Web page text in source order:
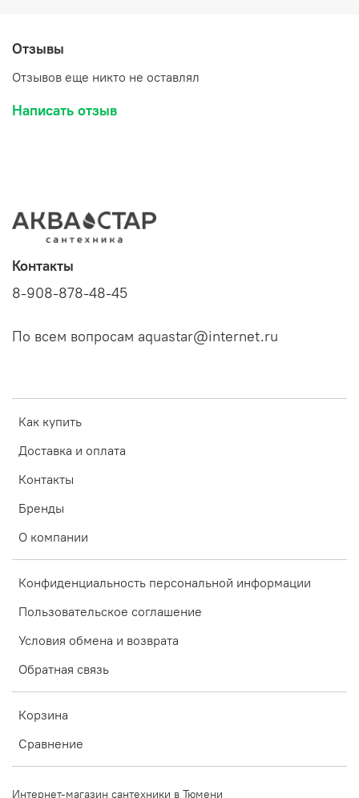
Отзывы
Отзывов еще никто не оставлял
Написать отзыв
Как купить
Доставка и оплата
Контакты
Бренды
О компании
Конфиденциальность персональной информации
Пользовательское соглашение
Условия обмена и возврата
Обратная связь
Корзина
Сравнение
Контакты
8-908-878-48-45
По всем вопросам aquastar@internet.ru
Интернет-магазин сантехники в Тюмени